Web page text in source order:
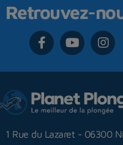
Retrouvez-
1 Rue du Lazaret - 06300